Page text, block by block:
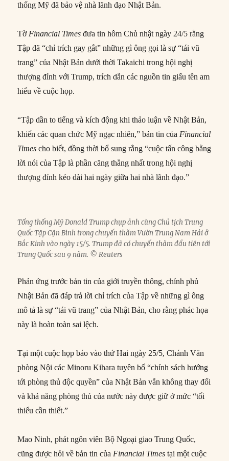
thống Mỹ đã bảo vệ nhà lãnh đạo Nhật Bản.
TờFinancial Times đưa tin hôm Chủ nhật ngày 24/5 rằng
Tập đã “chỉ trích gay gắt” những gì ông gọi là sự “tái vũ
trang” của Nhật Bản dưới thời Takaichi trong hội nghị
thượng đỉnh với Trump, trích dẫn các nguồn tin giấu tên am
hiểu về cuộc họp.
“Tập dần to tiếng và kích động khi thảo luận về Nhật Bản,
khiến các quan chức Mỹ ngạc nhiên,” bản tin củaFinancial
Times cho biết, đồng thời bổ sung rằng “cuộc tấn công bằng
lời nói của Tập là phần căng thẳng nhất trong hội nghị
thượng đỉnh kéo dài hai ngày giữa hai nhà lãnh đạo.”
Tổng thống Mỹ Donald Trump chụp ảnh cùng Chủ tịch Trung
Quốc Tập Cận Bình trong chuyến thăm Vườn Trung Nam Hải ở
Bắc Kinh vào ngày 15/5. Trump đã có chuyến thăm đầu tiên tới
Trung Quốc sau 9 năm. © Reuters
Phản ứng trước bản tin của giới truyền thông, chính phủ
Nhật Bản đã đáp trả lời chỉ trích của Tập về những gì ông
mô tả là sự “tái vũ trang” của Nhật Bản, cho rằng phác họa
này là hoàn toàn sai lệch.
Tại một cuộc họp báo vào thứ Hai ngày 25/5, Chánh Văn
phòng Nội các Minoru Kihara tuyên bố “chính sách hướng
tới phòng thủ độc quyền” của Nhật Bản vẫn không thay đổi
và khả năng phòng thủ của nước này được giữ ở mức “tối
thiểu cần thiết.”
Mao Ninh, phát ngôn viên Bộ Ngoại giao Trung Quốc,
cũng được hỏi về bản tin củaFinancial Times tại một cuộc